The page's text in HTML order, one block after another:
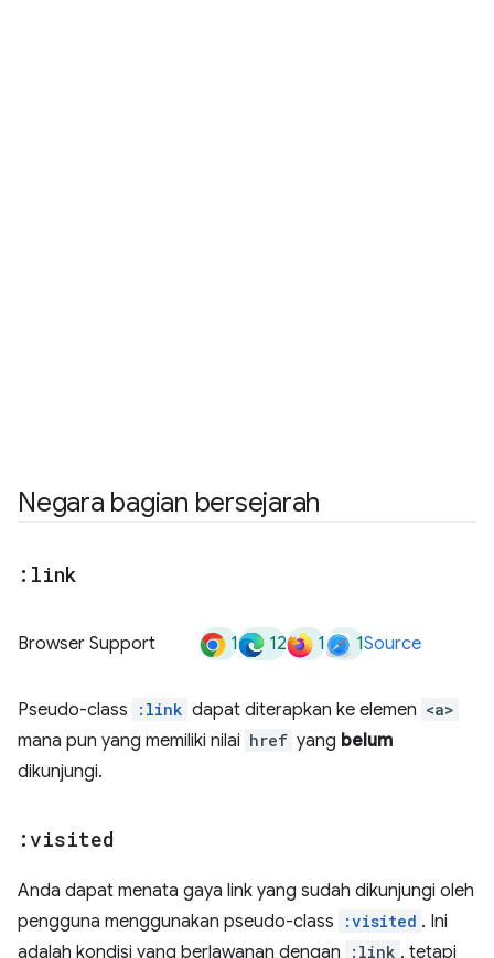
Negara bagian bersejarah
:link
Browser Support 1 12 1 1Source
Pseudo-class :link dapat diterapkan ke elemen <a>
mana pun yang memiliki nilai href yang belum
dikunjungi.
:visited
Anda dapat menata gaya link yang sudah dikunjungi oleh
pengguna menggunakan pseudo-class
:visited . Ini
adalah kondisi yang berlawanan dengan
:link , tetapi